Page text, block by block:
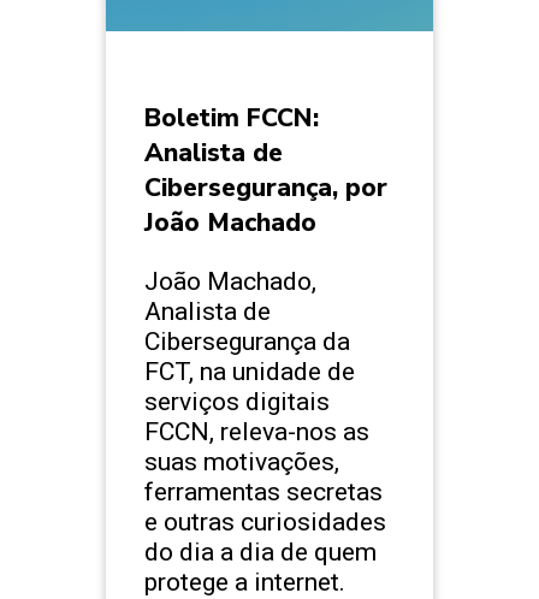
Boletim FCCN:
Analista de
Cibersegurança, por
João Machado
João Machado,
Analista de
Cibersegurança da
FCT, na unidade de
serviços digitais
FCCN, releva-nos as
suas motivações,
ferramentas secretas
e outras curiosidades
do dia a dia de quem
protege a internet.